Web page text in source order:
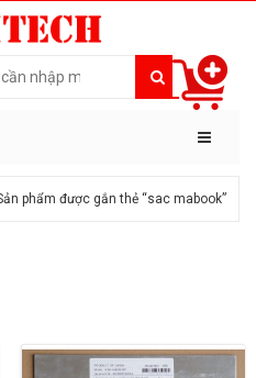
phẩm được gắn thẻ “sac mabook”